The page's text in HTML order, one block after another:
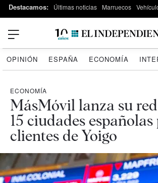
Destacamos: Últimas noticias Marruecos
OPINIÓN ESPAÑA ECONOMÍA
ECONOMÍA
MásMóvil lanza su
15 ciudades
clientes de Yoigo